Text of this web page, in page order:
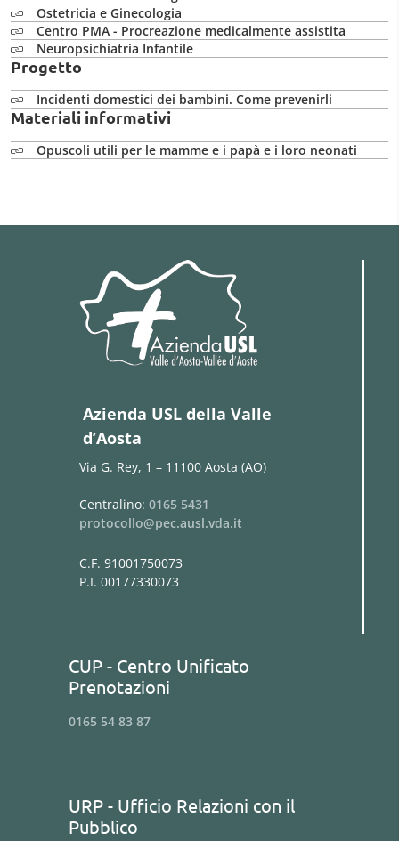
Ostetricia e Ginecologia
Centro PMA - Procreazione medicalmente assistita
Neuropsichiatria Infantile
Progetto
Incidenti domestici dei bambini. Come prevenirli
Materiali informativi
Opuscoli utili per le mamme e i papà e i loro neonati
Azienda USL della Valle
d’Aosta
Via G. Rey, 1 – 11100 Aosta (AO)
Centralino: 0165 5431
protocollo@pec.ausl.vda.it
C.F. 91001750073
P.I. 00177330073
CUP - Centro Unificato
Prenotazioni
0165 54 83 87
URP - Ufficio Relazioni con il
Pubblico